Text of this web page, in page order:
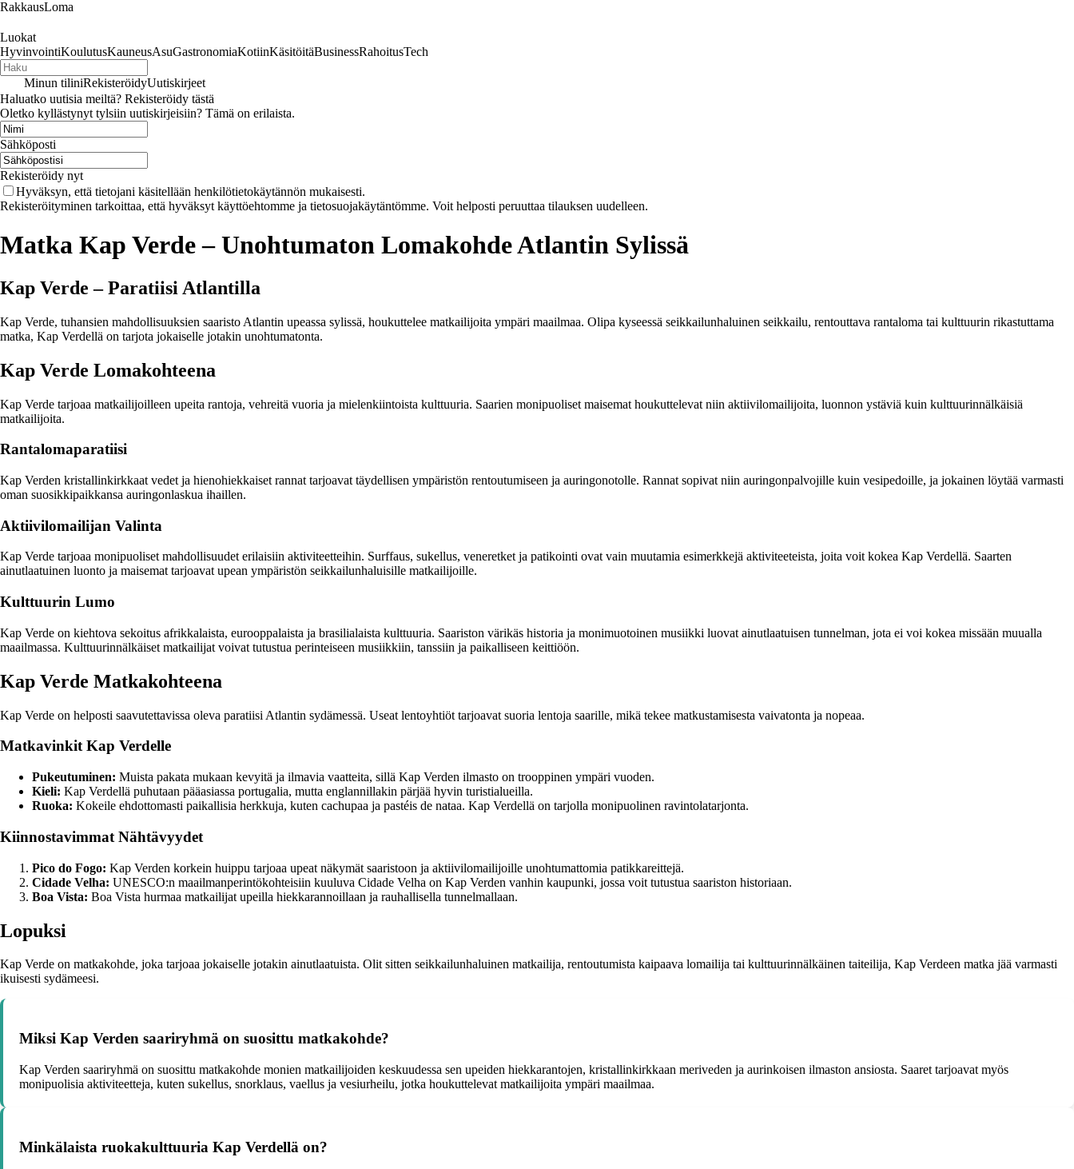
RakkausLoma
Luokat
HyvinvointiKoulutusKauneusAsuGastronomiaKotiinKäsitöitäBusinessRahoitusTech
Minun tiliniRekisteröidyUutiskirjeet
Haluatko uutisia meiltä? Rekisteröidy tästä
Oletko kyllästynyt tylsiin uutiskirjeisiin? Tämä on erilaista.
Sähköposti
Rekisteröidy nyt
Hyväksyn, että tietojani käsitellään henkilötietokäytännön mukaisesti.
Rekisteröityminen tarkoittaa, että hyväksyt käyttöehtomme ja tietosuojakäytäntömme. Voit helposti peruuttaa tilauksen uudelleen.
Matka Kap Verde – Unohtumaton Lomakohde Atlantin Sylissä
Kap Verde – Paratiisi Atlantilla
Kap Verde, tuhansien mahdollisuuksien saaristo Atlantin upeassa sylissä, houkuttelee matkailijoita ympäri maailmaa. Olipa kyseessä seikkailunhaluinen seikkailu, rentouttava rantaloma tai kulttuurin rikastuttama
matka, Kap Verdellä on tarjota jokaiselle jotakin unohtumatonta.
Kap Verde Lomakohteena
Kap Verde tarjoaa matkailijoilleen upeita rantoja, vehreitä vuoria ja mielenkiintoista kulttuuria. Saarien monipuoliset maisemat houkuttelevat niin aktiivilomailijoita, luonnon ystäviä kuin kulttuurinnälkäisiä
matkailijoita.
Rantalomaparatiisi
Kap Verden kristallinkirkkaat vedet ja hienohiekkaiset rannat tarjoavat täydellisen ympäristön rentoutumiseen ja auringonotolle. Rannat sopivat niin auringonpalvojille kuin vesipedoille, ja jokainen löytää varmasti
oman suosikkipaikkansa auringonlaskua ihaillen.
Aktiivilomailijan Valinta
Kap Verde tarjoaa monipuoliset mahdollisuudet erilaisiin aktiviteetteihin. Surffaus, sukellus, veneretket ja patikointi ovat vain muutamia esimerkkejä aktiviteeteista, joita voit kokea Kap Verdellä. Saarten
ainutlaatuinen luonto ja maisemat tarjoavat upean ympäristön seikkailunhaluisille matkailijoille.
Kulttuurin Lumo
Kap Verde on kiehtova sekoitus afrikkalaista, eurooppalaista ja brasilialaista kulttuuria. Saariston värikäs historia ja monimuotoinen musiikki luovat ainutlaatuisen tunnelman, jota ei voi kokea missään muualla
maailmassa. Kulttuurinnälkäiset matkailijat voivat tutustua perinteiseen musiikkiin, tanssiin ja paikalliseen keittiöön.
Kap Verde Matkakohteena
Kap Verde on helposti saavutettavissa oleva paratiisi Atlantin sydämessä. Useat lentoyhtiöt tarjoavat suoria lentoja saarille, mikä tekee matkustamisesta vaivatonta ja nopeaa.
Matkavinkit Kap Verdelle
Pukeutuminen: Muista pakata mukaan kevyitä ja ilmavia vaatteita, sillä Kap Verden ilmasto on trooppinen ympäri vuoden.
Kieli: Kap Verdellä puhutaan pääasiassa portugalia, mutta englannillakin pärjää hyvin turistialueilla.
Ruoka: Kokeile ehdottomasti paikallisia herkkuja, kuten cachupaa ja pastéis de nataa. Kap Verdellä on tarjolla monipuolinen ravintolatarjonta.
Kiinnostavimmat Nähtävyydet
Pico do Fogo: Kap Verden korkein huippu tarjoaa upeat näkymät saaristoon ja aktiivilomailijoille unohtumattomia patikkareittejä.
Cidade Velha: UNESCO:n maailmanperintökohteisiin kuuluva Cidade Velha on Kap Verden vanhin kaupunki, jossa voit tutustua saariston historiaan.
Boa Vista: Boa Vista hurmaa matkailijat upeilla hiekkarannoillaan ja rauhallisella tunnelmallaan.
Lopuksi
Kap Verde on matkakohde, joka tarjoaa jokaiselle jotakin ainutlaatuista. Olit sitten seikkailunhaluinen matkailija, rentoutumista kaipaava lomailija tai kulttuurinnälkäinen taiteilija, Kap Verdeen matka jää varmasti
ikuisesti sydämeesi.
Miksi Kap Verden saariryhmä on suosittu matkakohde?
Kap Verden saariryhmä on suosittu matkakohde monien matkailijoiden keskuudessa sen upeiden hiekkarantojen, kristallinkirkkaan meriveden ja aurinkoisen ilmaston ansiosta. Saaret tarjoavat myös
monipuolisia aktiviteetteja, kuten sukellus, snorklaus, vaellus ja vesiurheilu, jotka houkuttelevat matkailijoita ympäri maailmaa.
Minkälaista ruokakulttuuria Kap Verdellä on?